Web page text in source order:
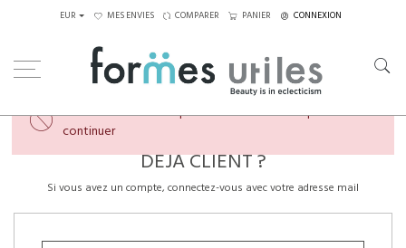
EUR MES ENVIES COMPARER PANIER CONNEXION
Veuillez créer un compte ou vous connecter pour
continuer
DÉJÀ CLIENT ?
Si vous avez un compte, connectez-vous avec votre adresse mail